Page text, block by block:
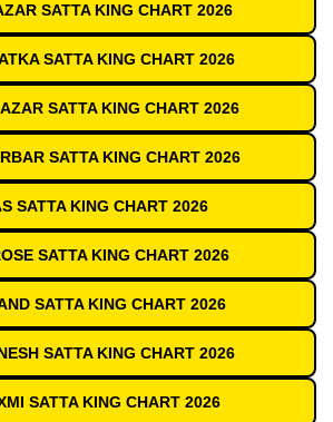
SATTA KING CHART 2026
SATTA KING CHART 2026
SATTA KING CHART 2026
SATTA KING CHART 2026
SATTA KING CHART 2026
SATTA KING CHART 2026
SATTA KING CHART 2026
SATTA KING CHART 2026
SATTA KING CHART 2026